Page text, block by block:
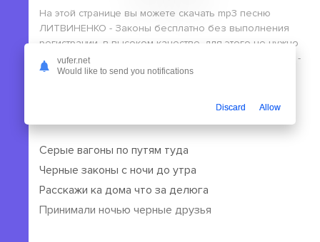
На этой странице вы можете скачать mp3 песню
ЛИТВИНЕНКО - Законы бесплатно без выполнения
регистрации, в высоком качестве, для этого не нужно
платить. Вы можете прослушать песню ЛИТВИНЕНКО -
Законы или сохранить ее на свой гаджет, ПК.
Текст песни ЛИТВИНЕНКО - Законы
Серые вагоны по путям туда
Черные законы с ночи до утра
Расскажи ка дома что за делюга
Принимали ночью черные друзья
vufer.net
Would like to send you notifications
Discard Allow